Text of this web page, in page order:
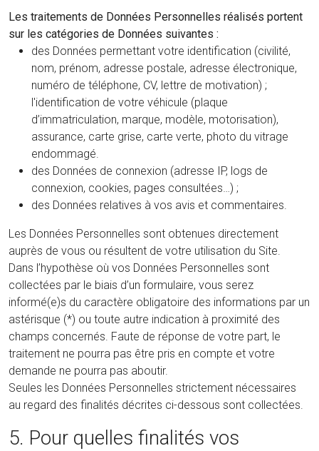
Les traitements de Données Personnelles réalisés portent
sur les catégories de Données suivantes :
des Données permettant votre identification (civilité,
nom, prénom, adresse postale, adresse électronique,
numéro de téléphone, CV, lettre de motivation) ;
l'identification de votre véhicule (plaque
d’immatriculation, marque, modèle, motorisation),
assurance, carte grise, carte verte, photo du vitrage
endommagé.
des Données de connexion (adresse IP, logs de
connexion, cookies, pages consultées…) ;
des Données relatives à vos avis et commentaires.
Les Données Personnelles sont obtenues directement
auprès de vous ou résultent de votre utilisation du Site.
Dans l’hypothèse où vos Données Personnelles sont
collectées par le biais d’un formulaire, vous serez
informé(e)s du caractère obligatoire des informations par un
astérisque (*) ou toute autre indication à proximité des
champs concernés. Faute de réponse de votre part, le
traitement ne pourra pas être pris en compte et votre
demande ne pourra pas aboutir.
Seules les Données Personnelles strictement nécessaires
au regard des finalités décrites ci-dessous sont collectées.
5. Pour quelles finalités vos